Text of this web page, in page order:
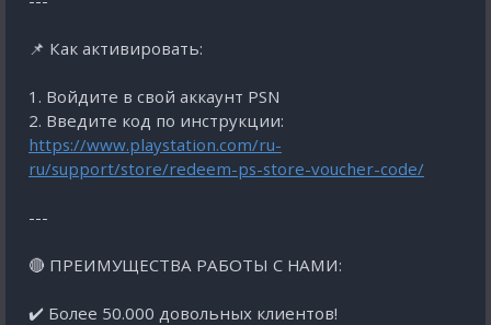
📌 Как активировать:
1. Войдите в свой аккаунт PSN
2. Введите код по инструкции:
https://www.playstation.com/ru-
ru/support/store/redeem-ps-store-voucher-code/
---
🔴 ПРЕИМУЩЕСТВА РАБОТЫ С НАМИ:
✔️ Более 50.000 довольных клиентов!